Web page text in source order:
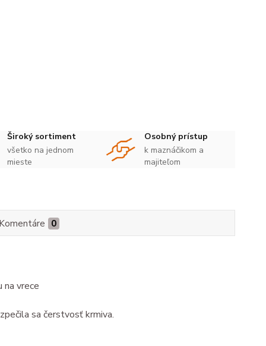
Široký sortiment
všetko na jednom
mieste
Osobný prístup
k maznáčikom a
majiteľom
0
na vrece
sa čerstvosť krmiva.